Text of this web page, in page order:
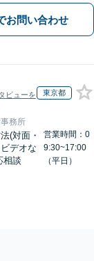
お問い合わせ
ビューを
東京都
務所
(対面・
デオな
相談
営業時間：0
9:30~17:00
（平日）